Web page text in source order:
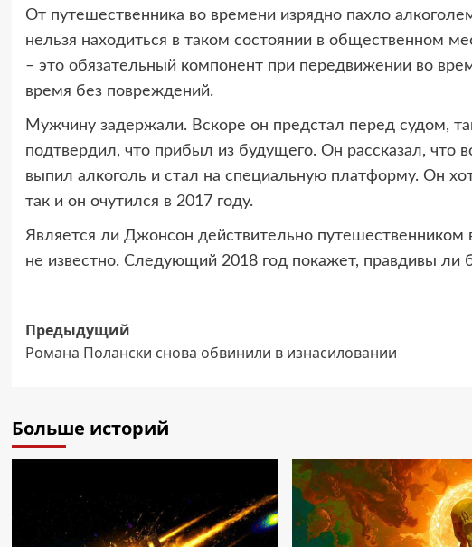
От путешественника во времени изрядно пахло
нельзя находиться в таком состоянии в общественном
– это обязательный компонент при передвижении во
время без повреждений.
Мужчину задержали. Вскоре он предстал перед судом,
подтвердил, что прибыл из будущего. Он рассказал, что
выпил алкоголь и стал на специальную платформу. Он
так и он очутился в 2017 году.
Является ли Джонсон действительно
не известно. Следующий 2018 год покажет, правдивы ли
Навигация
записи
Предыдущий
Романа Полански снова обвинили в изнасиловании
Больше историй